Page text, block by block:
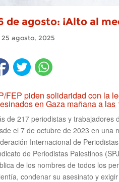
de agosto: ¡Alto al
25 agosto, 2025
FEP piden solidaridad con la
en Gaza mañana a
de 217 periodistas y trabajadores
el 7 de octubre de 2023 en una
Internacional de
de Periodistas Palestinos
de los nombres de todos los
condenar su asesinato y